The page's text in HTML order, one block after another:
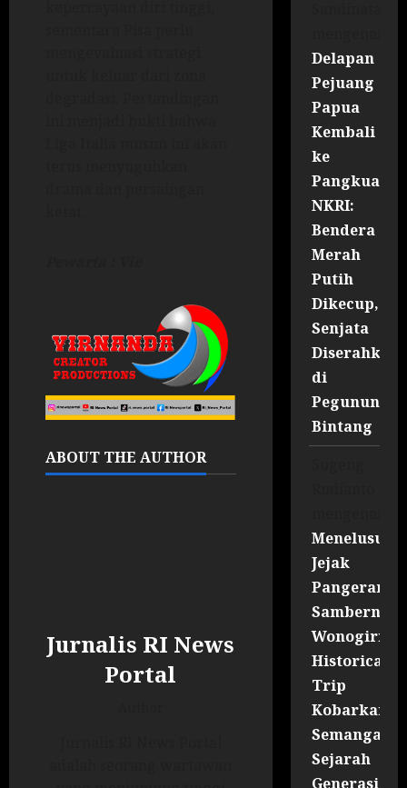
ABOUT THE AUTHOR
Jurnalis RI News
Portal
Delapan
Pejuang
Papua
Kembali
ke
Pangkuan
NKRI:
Bendera
Merah
Putih
Dikecup,
Senjata
Diserahkan
di
Bintang
Menelusuri
Jejak
Pangeran
Wonogiri
Historical
Trip
Kobarkan
Semangat
Sejarah
Generasi